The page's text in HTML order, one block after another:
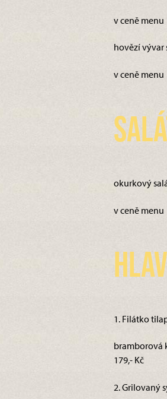
v ceně menu
hovězí vývar
v ceně menu
okurkový
v ceně menu
1. Filátko
bramborová
179,- Kč
2. Grilovaný